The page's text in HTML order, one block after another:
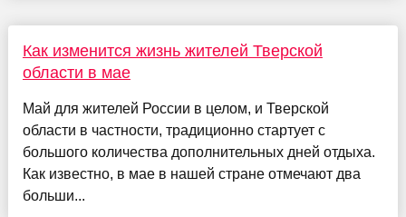
Как изменится жизнь жителей Тверской
области в мае
Май для жителей России в целом, и Тверской
области в частности, традиционно стартует с
большого количества дополнительных дней отдыха.
Как известно, в мае в нашей стране отмечают два
больши...